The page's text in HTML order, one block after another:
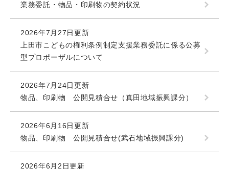
業務委託・物品・印刷物の契約状況
2026年7月27日更新
上田市こどもの権利条例制定支援業務委託に係る公募
型プロポーザルについて
2026年7月24日更新
物品、印刷物 公開見積合せ（真田地域振興課分）
2026年6月16日更新
物品、印刷物 公開見積合せ(武石地域振興課分)
2026年6月2日更新